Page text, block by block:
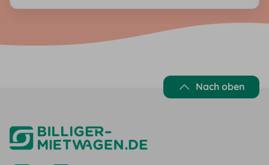
Nach Klick des Bestätigungslinks erhältst du eine zweite E-Mail
mit dem Rabatt-Gutscheincode.
Nach oben